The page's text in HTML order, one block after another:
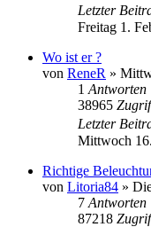
Letzter
Freitag 1.
Wo ist er ?
von ReneR »
1 Antworten
38965
Letzter
Mittwoch
Richtige
von Litoria84 »
7 Antworten
87218